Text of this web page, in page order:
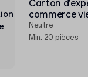
Carton
commerce
Neutre
Min. 20 pièces